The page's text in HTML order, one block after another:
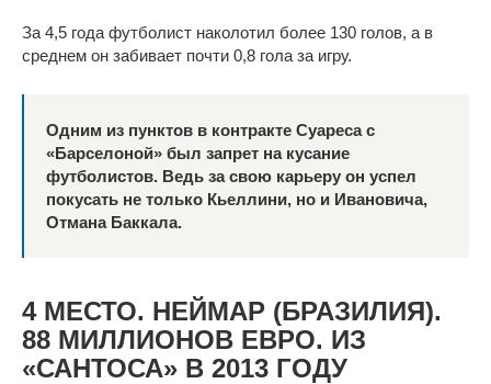
За 4,5 года футболист наколотил более 130 голов, а в
среднем он забивает почти 0,8 гола за игру.
Одним из пунктов в контракте Суареса с
«Барселоной» был запрет на кусание
футболистов. Ведь за свою карьеру он успел
покусать не только Кьеллини, но и Ивановича,
Отмана Баккала.
4 МЕСТО. НЕЙМАР (БРАЗИЛИЯ).
88 МИЛЛИОНОВ ЕВРО. ИЗ
«САНТОСА» В 2013 ГОДУ